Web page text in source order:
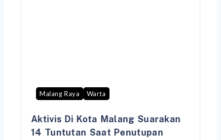
Malang Raya Warta
Aktivis Di Kota Malang Suarakan
14 Tuntutan Saat Penutupan